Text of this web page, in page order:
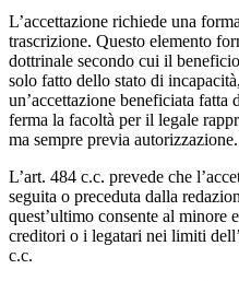
L’accettazione richiede una forma
trascrizione. Questo elemento
dottrinale secondo cui il
solo fatto dello stato di
un’accettazione beneficiata fatta
ferma la facoltà per il legale
ma sempre previa autorizzazione.
L’art. 484 c.c. prevede che
seguita o preceduta dalla
quest’ultimo consente al minore
creditori o i legatari nei limiti
c.c.